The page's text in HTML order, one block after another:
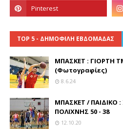
TOP 5 - ΔΗΜΟΦΙΛΗ ΕΒΔΟΜΑΔΑΣ
ΜΠΑΣΚΕΤ : ΓΙΟΡΤΗ
(Φωτογραφίες)
8.6.24
ΜΠΑΣΚΕΤ / ΠΑΙΔΙΚΟ
ΠΟΛΙΧΝΗΣ 50 - 38
12.10.20